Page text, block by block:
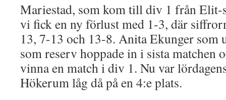
Mariestad, som kom till div 1 från Elit-
vi fick en ny förlust med 1-3, där
13, 7-13 och 13-8. Anita Ekunger som
som reserv hoppade in i sista matchen
vinna en match i div 1. Nu var
Hökerum låg då på en 4:e plats.